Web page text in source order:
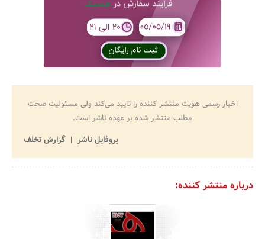
اخبار رسمی هویت منتشر کننده را تایید می‌کند ولی مسئولیت صحت
مطلب منتشر شده بر عهده ناشر است.
پروفایل ناشر
گزارش تخلف
درباره منتشر کننده: